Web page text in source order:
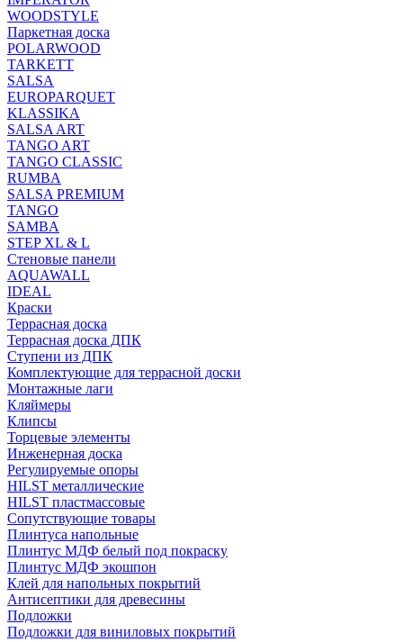
WOODSTYLE
Паркетная доска
POLARWOOD
TARKETT
SALSA
EUROPARQUET
KLASSIKA
SALSA ART
TANGO ART
TANGO CLASSIC
RUMBA
SALSA PREMIUM
TANGO
SAMBA
STEP XL & L
Стеновые панели
AQUAWALL
IDEAL
Краски
Террасная доска
Террасная доска ДПК
Ступени из ДПК
Комплектующие для террасной доски
Монтажные лаги
Кляймеры
Клипсы
Торцевые элементы
Инженерная доска
Регулируемые опоры
HILST металлические
HILST пластмассовые
Сопутствующие товары
Плинтуса напольные
Плинтус МДФ белый под покраску
Плинтус МДФ экошпон
Клей для напольных покрытий
Антисептики для древесины
Подложки
Подложки для виниловых покрытий